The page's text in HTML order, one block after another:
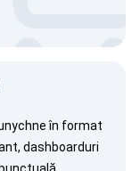
în format
dashboarduri